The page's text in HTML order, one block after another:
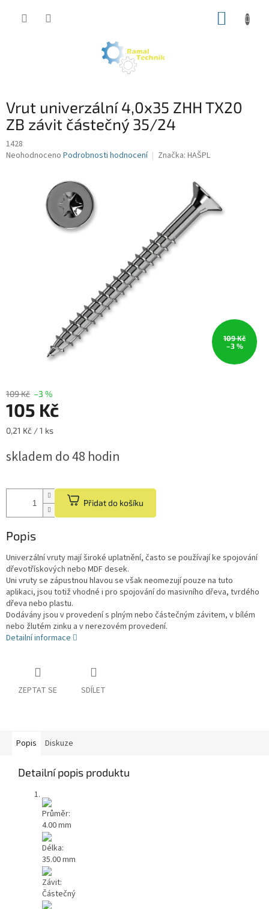
Vrut univerzální 4,0x35 ZHH TX20
ZB závit částečný 35/24
1428
Průměrné
Neohodnoceno Podrobnosti hodnocení Značka: HAŠPL
109 Kč
–3 %
109 Kč –3 %
105 Kč
Měrná
0,21 Kč / 1 ks
skladem do 48 hodin
Přidat do košíku
Popis
Univerzální vruty mají široké uplatnění, často se používají ke spojování
dřevotřískových nebo MDF desek.
Uni vruty se zápustnou hlavou se však neomezují pouze na tuto
aplikaci, jsou totiž vhodné i pro spojování do masivního dřeva, tvrdého
dřeva nebo plastu.
Dodávány jsou v provedení s plným nebo částečným závitem, v bílém
nebo žlutém zinku a v nerezovém provedení.
Detailní informace
ZEPTAT SE SDÍLET
Popis Diskuze
Detailní popis produktu
Průměr:
4.00 mm
Délka:
35.00 mm
Závit:
Částečný